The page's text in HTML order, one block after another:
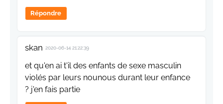
Répondre
skan 2020-06-14 21:22:39
et qu'en ai t'il des enfants de sexe masculin
violés par leurs nounous durant leur enfance
? j'en fais partie